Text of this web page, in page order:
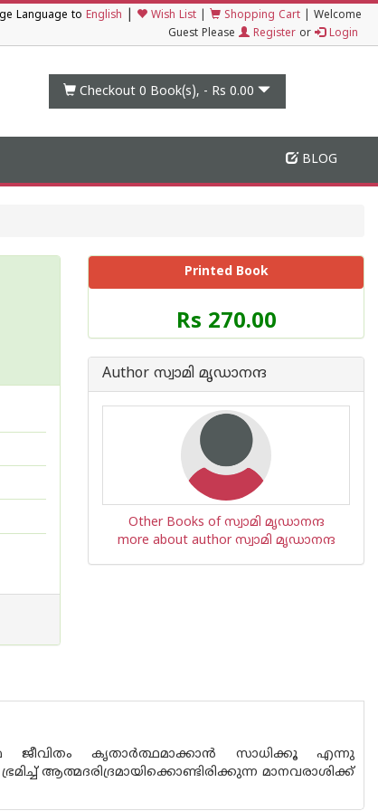
Language to English Wish List Shopping Cart
Welcome
Guest Please
Register or Login
Checkout 0 Book(s), - Rs 0.00
BLOG
Printed Book
Price
of
Book
Rs 270.00
Author സ്വാമി മൃഡാനന്ദ
Other Books of സ്വാമി മൃഡാനന്ദ
more about author സ്വാമി മൃഡാനന്ദ
ജീവിതം കൃതാര്‍ത്ഥമാക്കാന്‍ സാധിക്കൂ എന്നു
ആത്മദരിദ്രമായിക്കൊണ്ടിരിക്കുന്ന മാനവരാശിക്ക്